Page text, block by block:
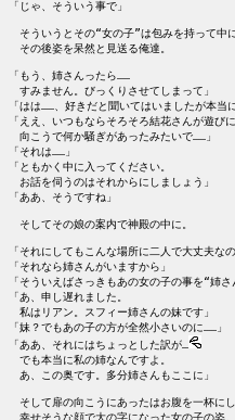
「じゃ、そういう事で」
そういうとその“女の子”は包みを持って中
その後姿を呆然と見送る俺達。
「もう、姉さんったら……
すみません。びっくりさせてしまって」
「はは……、好きだと聞いてはいましたが本当
「ええ、いつもならそろそろ結花さんが遊び
向こうで何か騒ぎがあったみたいで……」
「それは……」
「ともかく中に入ってください。
お話を伺うのはそれからにしましょう」
「ああ、そうですね」
そしてその娘の案内で神殿の中に。
「それにしてもこんな場所に二人で大丈夫なの
「それなら姉さんがいますから」
「そういえばさっきもあの女の子の事を“姉
「あ、申し遅れました。
私はリアン。スフィー姉さんの妹です」
「妹？でもあの子の方が全然小さいのに……」
「ああ、それにはちょっとした訳が…
でも本当に私の姉なんですよ。
あ、この奥です。多分姉さんもここに」
そして扉の向こうにあったはお腹を一杯に
幸せそうな顔で大の字になった女の子の姿。